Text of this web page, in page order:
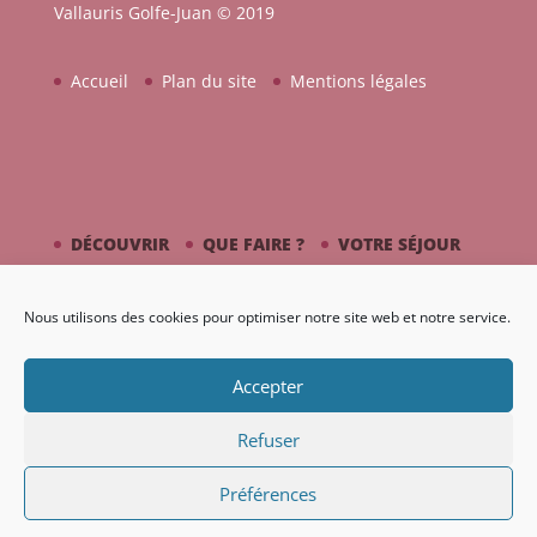
Nous utilisons des cookies pour optimiser notre site web et notre service.
Accepter
Refuser
Préférences
Vallauris Golfe-Juan © 2019
Accueil Plan du site Mentions légales
DÉCOUVRIR QUE FAIRE ?
VOTRE SÉJOUR
AGENDA GALERIE